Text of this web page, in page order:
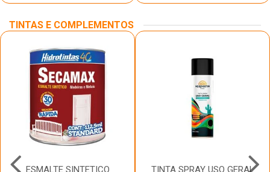
TINTAS E COMPLEMENTOS
ESMALTE SINTETICO TINTA SPRAY USO GERAL